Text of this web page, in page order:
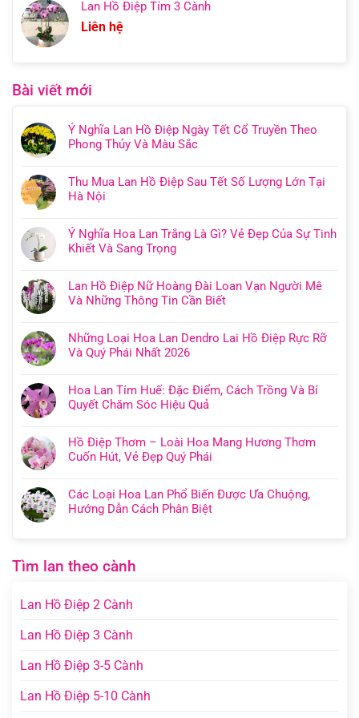
Lan Hồ Điệp Tím 3 Cành
Liên hệ
Bài viết mới
Ý Nghĩa Lan Hồ Điệp Ngày Tết Cổ Truyền Theo
Phong Thủy Và Màu Sắc
Thu Mua Lan Hồ Điệp Sau Tết Số Lượng Lớn Tại
Hà Nội
Ý Nghĩa Hoa Lan Trắng Là Gì? Vẻ Đẹp Của Sự Tinh
Khiết Và Sang Trọng
Lan Hồ Điệp Nữ Hoàng Đài Loan Vạn Người Mê
Và Những Thông Tin Cần Biết
Những Loại Hoa Lan Dendro Lai Hồ Điệp Rực Rỡ
Và Quý Phái Nhất 2026
Hoa Lan Tím Huế: Đặc Điểm, Cách Trồng Và Bí
Quyết Chăm Sóc Hiệu Quả
Hồ Điệp Thơm – Loài Hoa Mang Hương Thơm
Cuốn Hút, Vẻ Đẹp Quý Phái
Các Loại Hoa Lan Phổ Biến Được Ưa Chuộng,
Hướng Dẫn Cách Phân Biệt
Tìm lan theo cành
Lan Hồ Điệp 2 Cành
Lan Hồ Điệp 3 Cành
Lan Hồ Điệp 3-5 Cành
Lan Hồ Điệp 5-10 Cành